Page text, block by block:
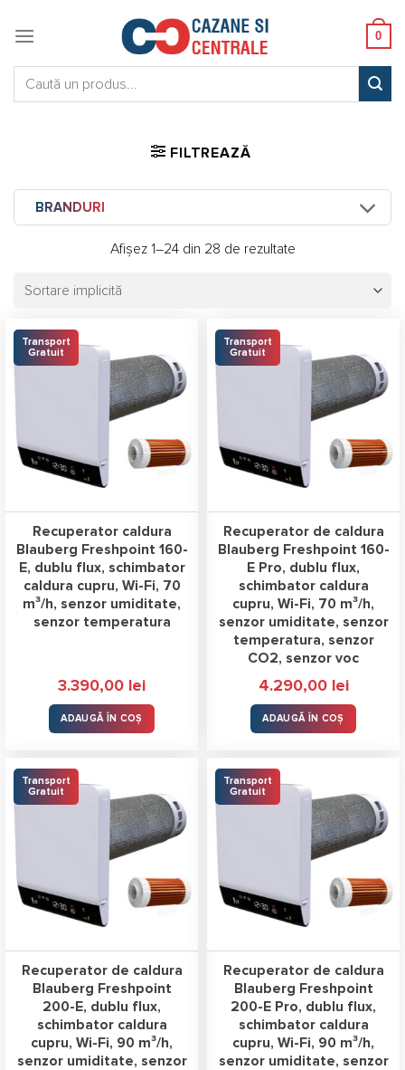
0
FILTREAZĂ
BRANDURI
Afișez 1–24 din 28 de rezultate
Transport
Gratuit
Recuperator caldura
Blauberg Freshpoint 160-
E, dublu flux, schimbator
caldura cupru, Wi-Fi, 70
m³/h, senzor umiditate,
senzor temperatura
3.390,00 lei
ADAUGĂ ÎN COȘ
Transport
Gratuit
Recuperator de caldura
Blauberg Freshpoint 160-
E Pro, dublu flux,
schimbator caldura
cupru, Wi-Fi, 70 m³/h,
senzor umiditate, senzor
temperatura, senzor
CO2, senzor voc
4.290,00 lei
ADAUGĂ ÎN COȘ
Transport
Gratuit
Recuperator de caldura
Blauberg Freshpoint
200-E, dublu flux,
schimbator caldura
cupru, Wi-Fi, 90 m³/h,
senzor umiditate, senzor
Transport
Gratuit
Recuperator de caldura
Blauberg Freshpoint
200-E Pro, dublu flux,
schimbator caldura
cupru, Wi-Fi, 90 m³/h,
senzor umiditate, senzor